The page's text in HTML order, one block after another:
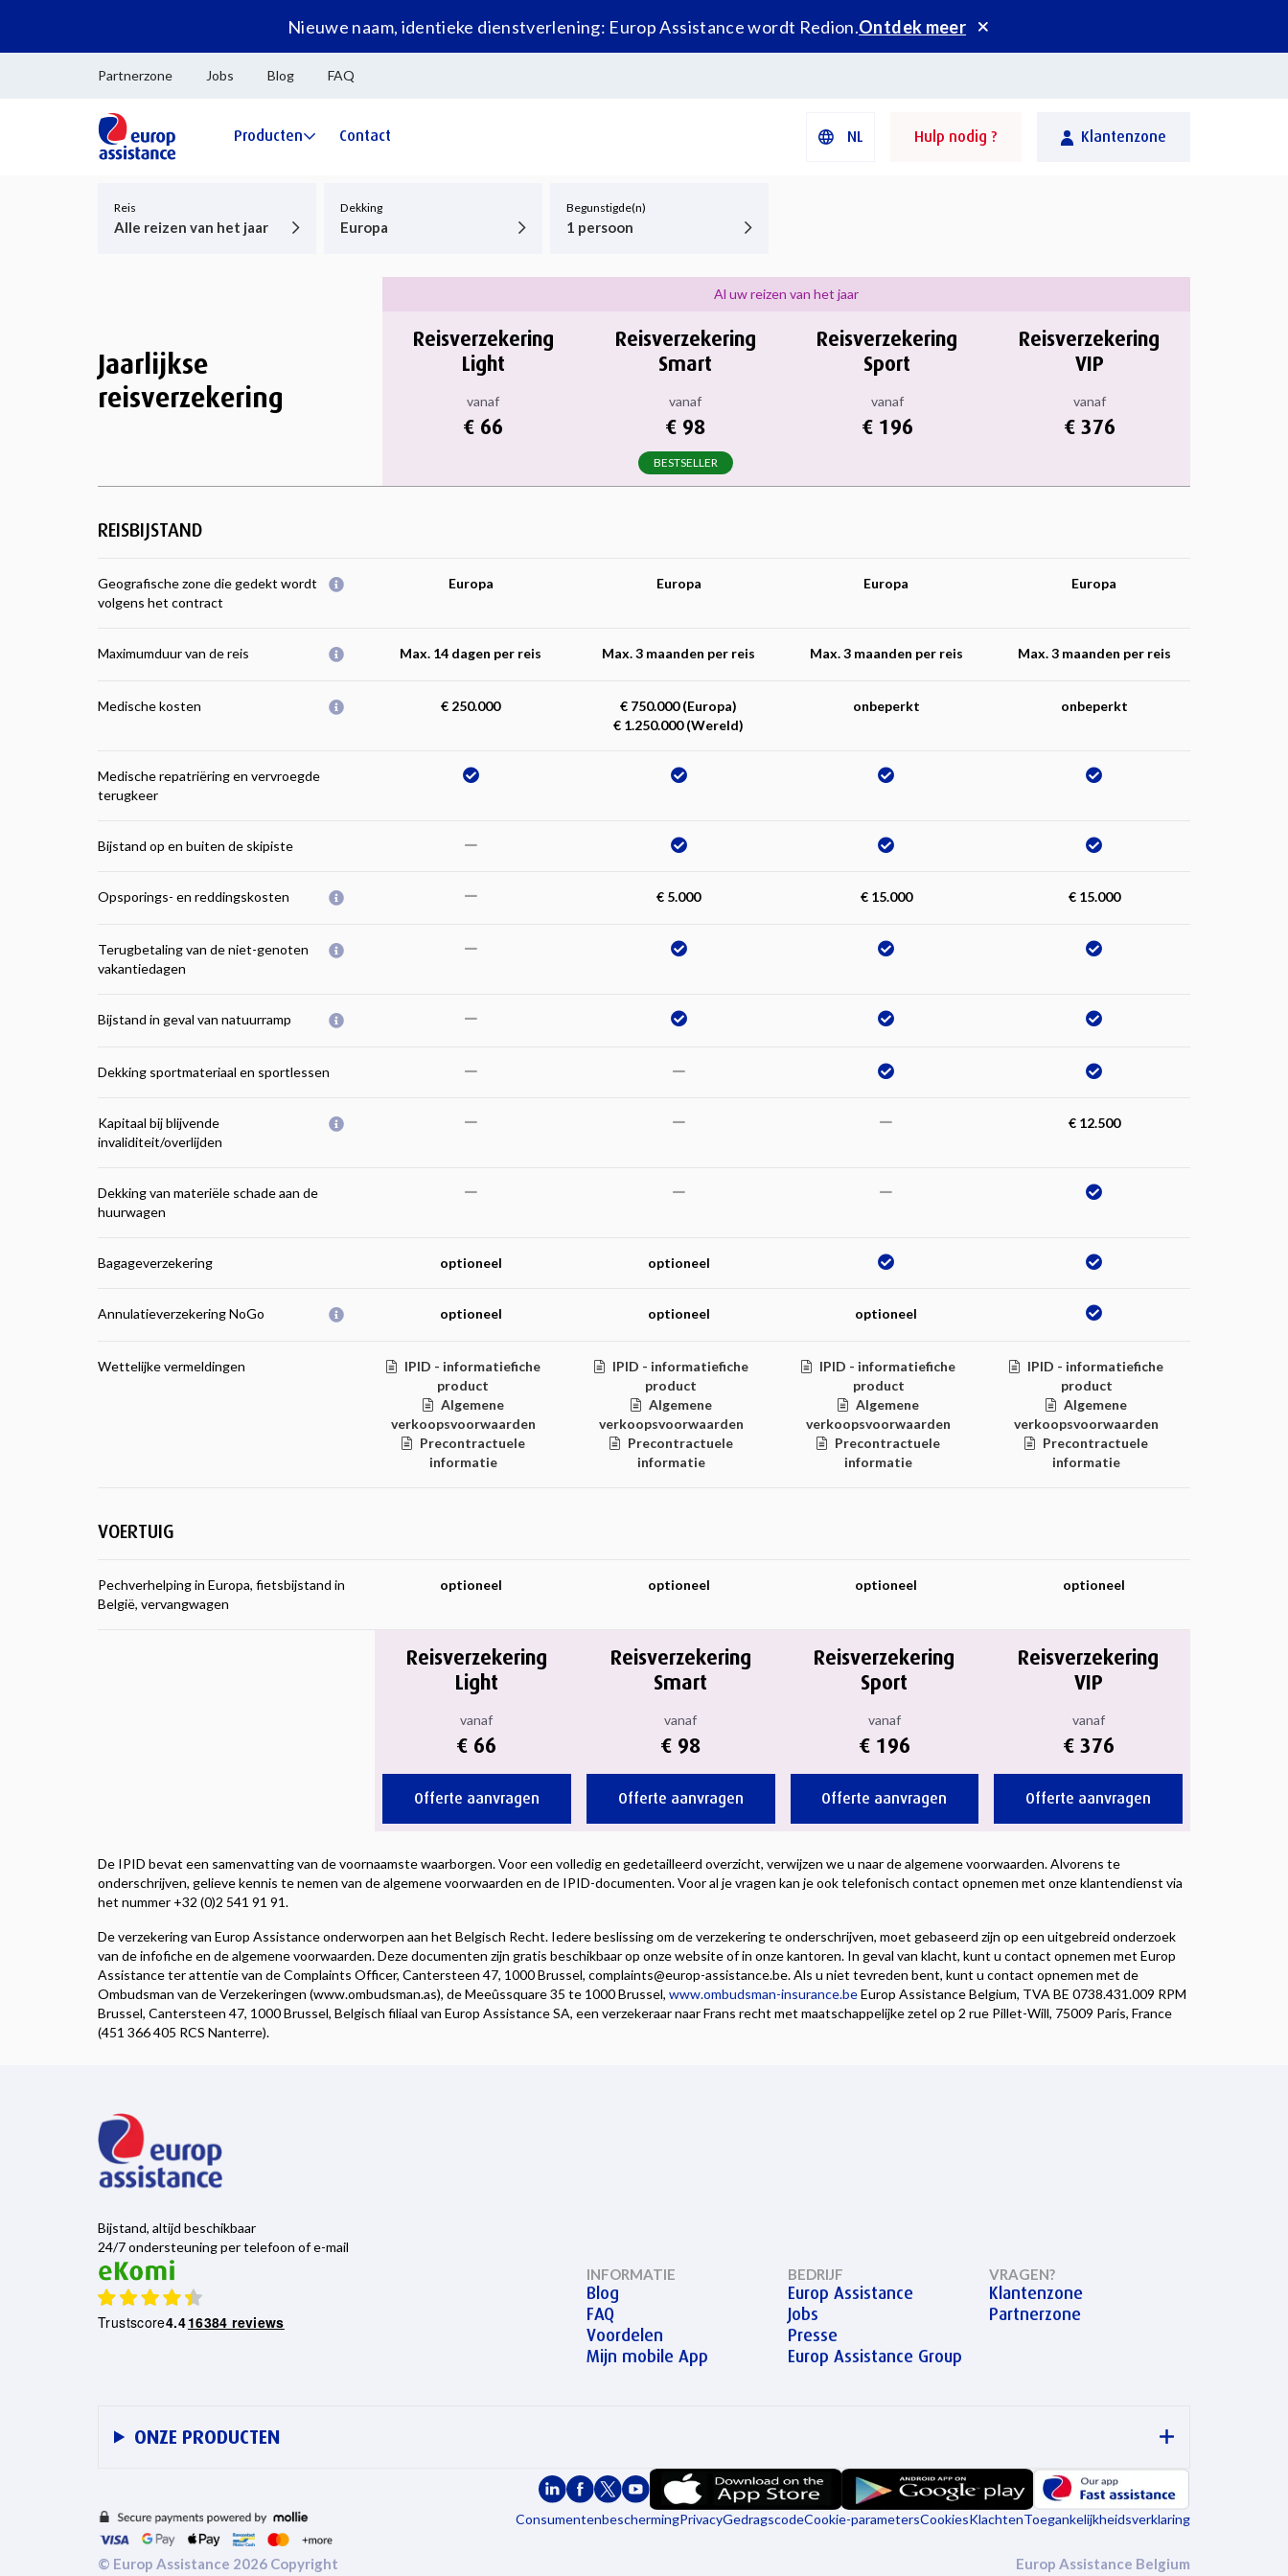
Nieuwe naam, identieke dienstverlening: Europ Assistance wordt Redion.Ontdek meer
Partnerzone Jobs Blog FAQ
Producten Contact NL Hulp nodig ? Klantenzone
Reis
Alle reizen van het jaar
Dekking
Europa
Begunstigde(n)
1 persoon
Jaarlijkse
reisverzekering
Al uw reizen van het jaar
Reisverzekering
Light
vanaf
€ 66
Reisverzekering
Smart
vanaf
€ 98
BESTSELLER
Reisverzekering
Sport
vanaf
€ 196
Reisverzekering
VIP
vanaf
€ 376
REISBIJSTAND
Geografische zone die gedekt wordt
volgens het contract
Europa Europa Europa Europa
Maximumduur van de reis Max. 14 dagen per reis Max. 3 maanden per reis Max. 3 maanden per reis Max. 3 maanden per reis
Medische kosten € 250.000
€ 750.000 (Europa)
€ 1.250.000 (Wereld)
onbeperkt onbeperkt
Medische repatriëring en vervroegde
terugkeer
Bijstand op en buiten de skipiste
Opsporings- en reddingskosten € 5.000 € 15.000 € 15.000
Terugbetaling van de niet-genoten
vakantiedagen
Bijstand in geval van natuurramp
Dekking sportmateriaal en sportlessen
Kapitaal bij blijvende
invaliditeit/overlijden
€ 12.500
Dekking van materiële schade aan de
huurwagen
Bagageverzekering optioneel optioneel
Annulatieverzekering NoGo optioneel optioneel optioneel
Wettelijke vermeldingen
IPID - informatiefiche
product
Algemene
verkoopsvoorwaarden
Precontractuele
informatie
IPID - informatiefiche
product
Algemene
verkoopsvoorwaarden
Precontractuele
informatie
IPID - informatiefiche
product
Algemene
verkoopsvoorwaarden
Precontractuele
informatie
IPID - informatiefiche
product
Algemene
verkoopsvoorwaarden
Precontractuele
informatie
VOERTUIG
Pechverhelping in Europa, fietsbijstand in
België, vervangwagen
optioneel optioneel optioneel optioneel
Reisverzekering
Light
vanaf
€ 66
Offerte aanvragen
Reisverzekering
Smart
vanaf
€ 98
Offerte aanvragen
Reisverzekering
Sport
vanaf
€ 196
Offerte aanvragen
Reisverzekering
VIP
vanaf
€ 376
Offerte aanvragen
De IPID bevat een samenvatting van de voornaamste waarborgen. Voor een volledig en gedetailleerd overzicht, verwijzen we u naar de algemene voorwaarden. Alvorens te
onderschrijven, gelieve kennis te nemen van de algemene voorwaarden en de IPID-documenten. Voor al je vragen kan je ook telefonisch contact opnemen met onze klantendienst via
het nummer +32 (0)2 541 91 91.
De verzekering van Europ Assistance onderworpen aan het Belgisch Recht. Iedere beslissing om de verzekering te onderschrijven, moet gebaseerd zijn op een uitgebreid onderzoek
van de infofiche en de algemene voorwaarden. Deze documenten zijn gratis beschikbaar op onze website of in onze kantoren. In geval van klacht, kunt u contact opnemen met Europ
Assistance ter attentie van de Complaints Officer, Cantersteen 47, 1000 Brussel, complaints@europ-assistance.be. Als u niet tevreden bent, kunt u contact opnemen met de
Ombudsman van de Verzekeringen (www.ombudsman.as), de Meeûssquare 35 te 1000 Brussel, www.ombudsman-insurance.beEurop Assistance Belgium, TVA BE 0738.431.009 RPM
Brussel, Cantersteen 47, 1000 Brussel, Belgisch filiaal van Europ Assistance SA, een verzekeraar naar Frans recht met maatschappelijke zetel op 2 rue Pillet-Will, 75009 Paris, France
(451 366 405 RCS Nanterre).
Bijstand, altijd beschikbaar
24/7 ondersteuning per telefoon of e-mail
Trustscore4.416384 reviews
INFORMATIE
Blog
FAQ
Voordelen
Mijn mobile App
BEDRIJF
Europ Assistance
Jobs
Presse
Europ Assistance Group
VRAGEN?
Klantenzone
Partnerzone
ONZE PRODUCTEN
ConsumentenbeschermingPrivacyGedragscodeCookie-parametersCookiesKlachtenToegankelijkheidsverklaring
© Europ Assistance 2026 Copyright Europ Assistance Belgium